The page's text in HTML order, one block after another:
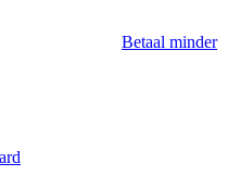
Betaal minder